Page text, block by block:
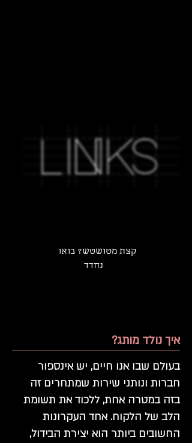
איך נולד מותג?
בעולם שבו אנו חיים, יש אינספור
חברות ונותני שירות שמתחרים זה
בזה במטרה אחת, ללכוד את תשומת
הלב של הלקוח. אחד העקרונות
החשובים ביותר הוא יצירת הבידול,